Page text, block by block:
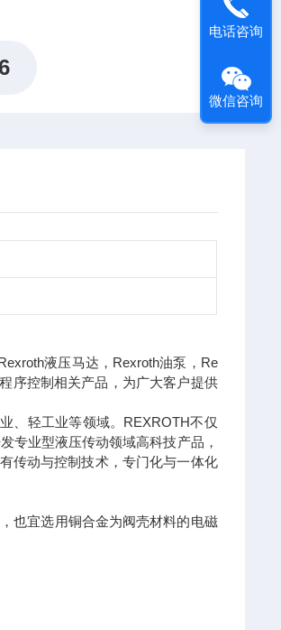
液压马达，Rexroth油泵，Re
序控制相关产品，为广大客户提供
、轻工业等领域。REXROTH不仅
专业型液压传动领域高科技产品，
传动与控制技术，专门化与一体化
也宜选用铜合金为阀壳材料的电磁
电话咨询
微信咨询